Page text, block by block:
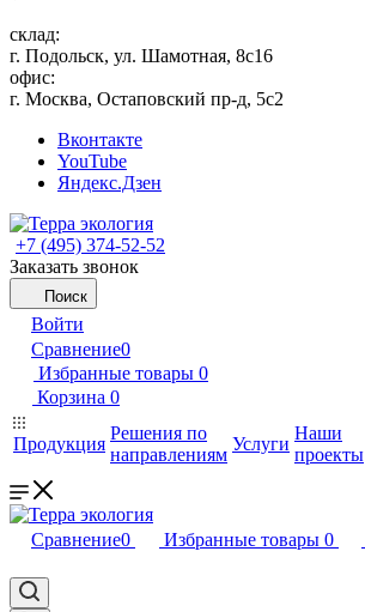
склад:
г. Подольск, ул. Шамотная, 8с16
офис:
г. Москва, Остаповский пр-д, 5с2
Вконтакте
YouTube
Яндекс.Дзен
+7 (495) 374-52-52
Заказать звонок
Поиск
Войти
Сравнение0
Избранные товары 0
Корзина 0
Продукция
Решения по
направлениям
Услуги
Наши
проекты
Сравнение0 Избранные товары 0